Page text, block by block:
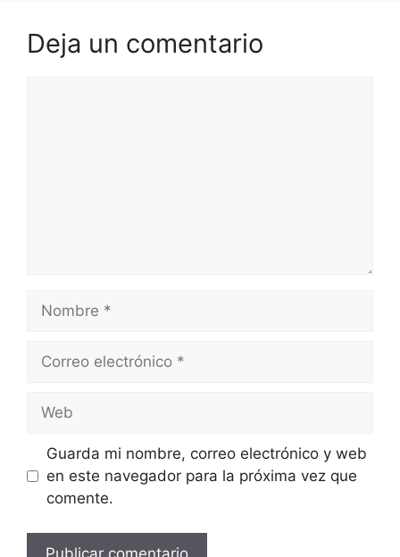
Deja un comentario
Nombre
Correo
Web
Guarda mi nombre, correo electrónico y web
en este navegador para la próxima vez que
comente.